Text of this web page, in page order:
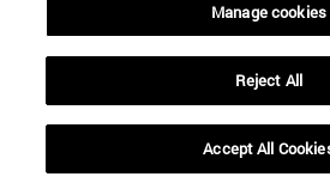
Manage cookies
Reject All
Accept All